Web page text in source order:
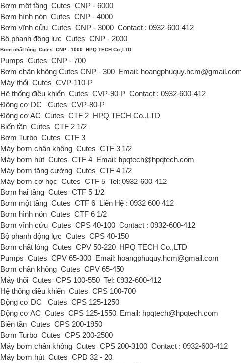
Bơm một tầng Cutes CNP - 6000
Bơm hình nón Cutes CNP - 4000
Bơm vĩnh cửu Cutes CNP - 3000 Contact : 0932-600-412
Bộ phanh động lực Cutes CNP - 2000
Bơm chất lỏng Cutes CNP - 1000 HPQ TECH Co.,LTD
Pumps Cutes CNP - 700
Bơm chân không Cutes CNP - 300 Email:
Máy thổi Cutes CVP-110-P
Hệ thống điều khiển Cutes CVP-90-P Contact : 0932-600-412
Động cơ DC
Cutes CVP-80-P
Động cơ AC Cutes CTF 2 HPQ TECH Co.,LTD
Biến tần Cutes CTF 2 1/2
Bơm Turbo Cutes CTF 3
Máy bơm chân không Cutes CTF 3 1/2
Máy bơm hút Cutes CTF 4 Email: hpqtech@hpqtech.com
Máy bơm tăng cường Cutes CTF 4 1/2
Máy bơm cơ học Cutes CTF 5 Tel: 0932-600-412
Bơm hai tầng Cutes CTF 5 1/2
Bơm một tầng Cutes CTF 6 Liên Hệ : 0932 600 412
Bơm hình nón Cutes CTF 6 1/2
Bơm vĩnh cửu Cutes CPS 40-100 Contact : 0932-600-412
Bộ phanh động lực Cutes CPS 40-150
Bơm chất lỏng Cutes CPV 50-220 HPQ TECH Co.,LTD
Pumps Cutes CPV 65-300 Email: hoangphuquy.hcm@gmail.com
Bơm chân không Cutes CPV 65-450
Máy thổi Cutes CPS 100-550 Tel: 0932-600-412
Hệ thống điều khiển Cutes CPS 100-700
Động cơ DC
Cutes CPS 125-1250
Động cơ AC Cutes CPS 125-1550 Email: hpqtech@hpqtech.com
Biến tần Cutes CPS 200-1950
Bơm Turbo Cutes CPS 200-2500
Máy bơm chân không Cutes CPS 200-3100 Contact : 0932-600-412
Máy bơm hút Cutes CPD 32 - 20